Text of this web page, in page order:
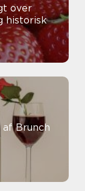
over
historisk
af Brunch